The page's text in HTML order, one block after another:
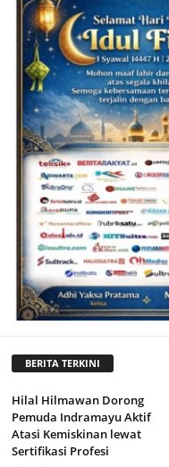
BERITA TERKINI
Hilal Hilmawan Dorong
Pemuda Indramayu Aktif
Atasi Kemiskinan lewat
Sertifikasi Profesi